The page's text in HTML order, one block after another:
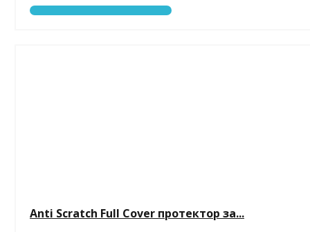
Anti Scratch Full Cover протектор за...